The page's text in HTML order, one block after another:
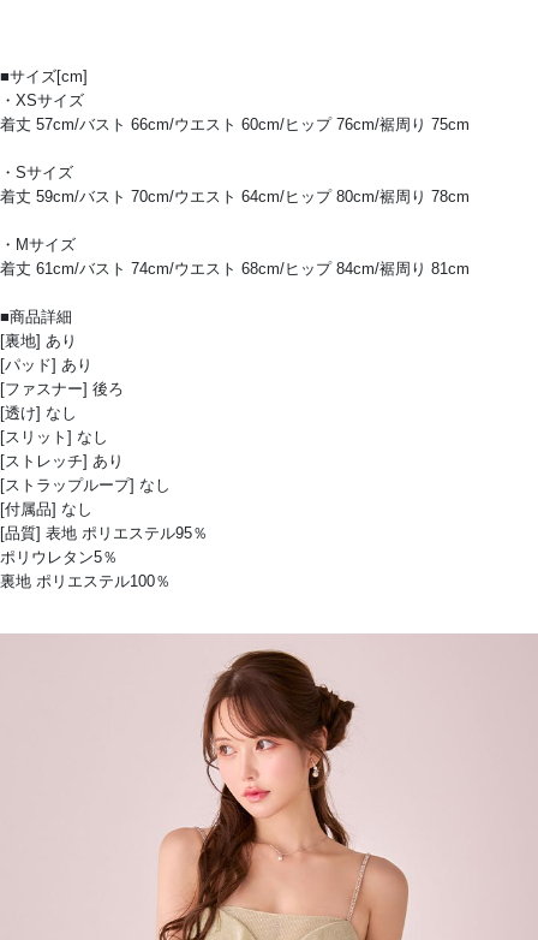
■サイズ[cm]
・XSサイズ
着丈 57cm/バスト 66cm/ウエスト 60cm/ヒップ 76cm/裾周り 75cm
・Sサイズ
着丈 59cm/バスト 70cm/ウエスト 64cm/ヒップ 80cm/裾周り 78cm
・Mサイズ
着丈 61cm/バスト 74cm/ウエスト 68cm/ヒップ 84cm/裾周り 81cm
■商品詳細
[裏地] あり
[パッド] あり
[ファスナー] 後ろ
[透け] なし
[スリット] なし
[ストレッチ] あり
[ストラップループ] なし
[付属品] なし
[品質] 表地 ポリエステル95％
ポリウレタン5％
裏地 ポリエステル100％